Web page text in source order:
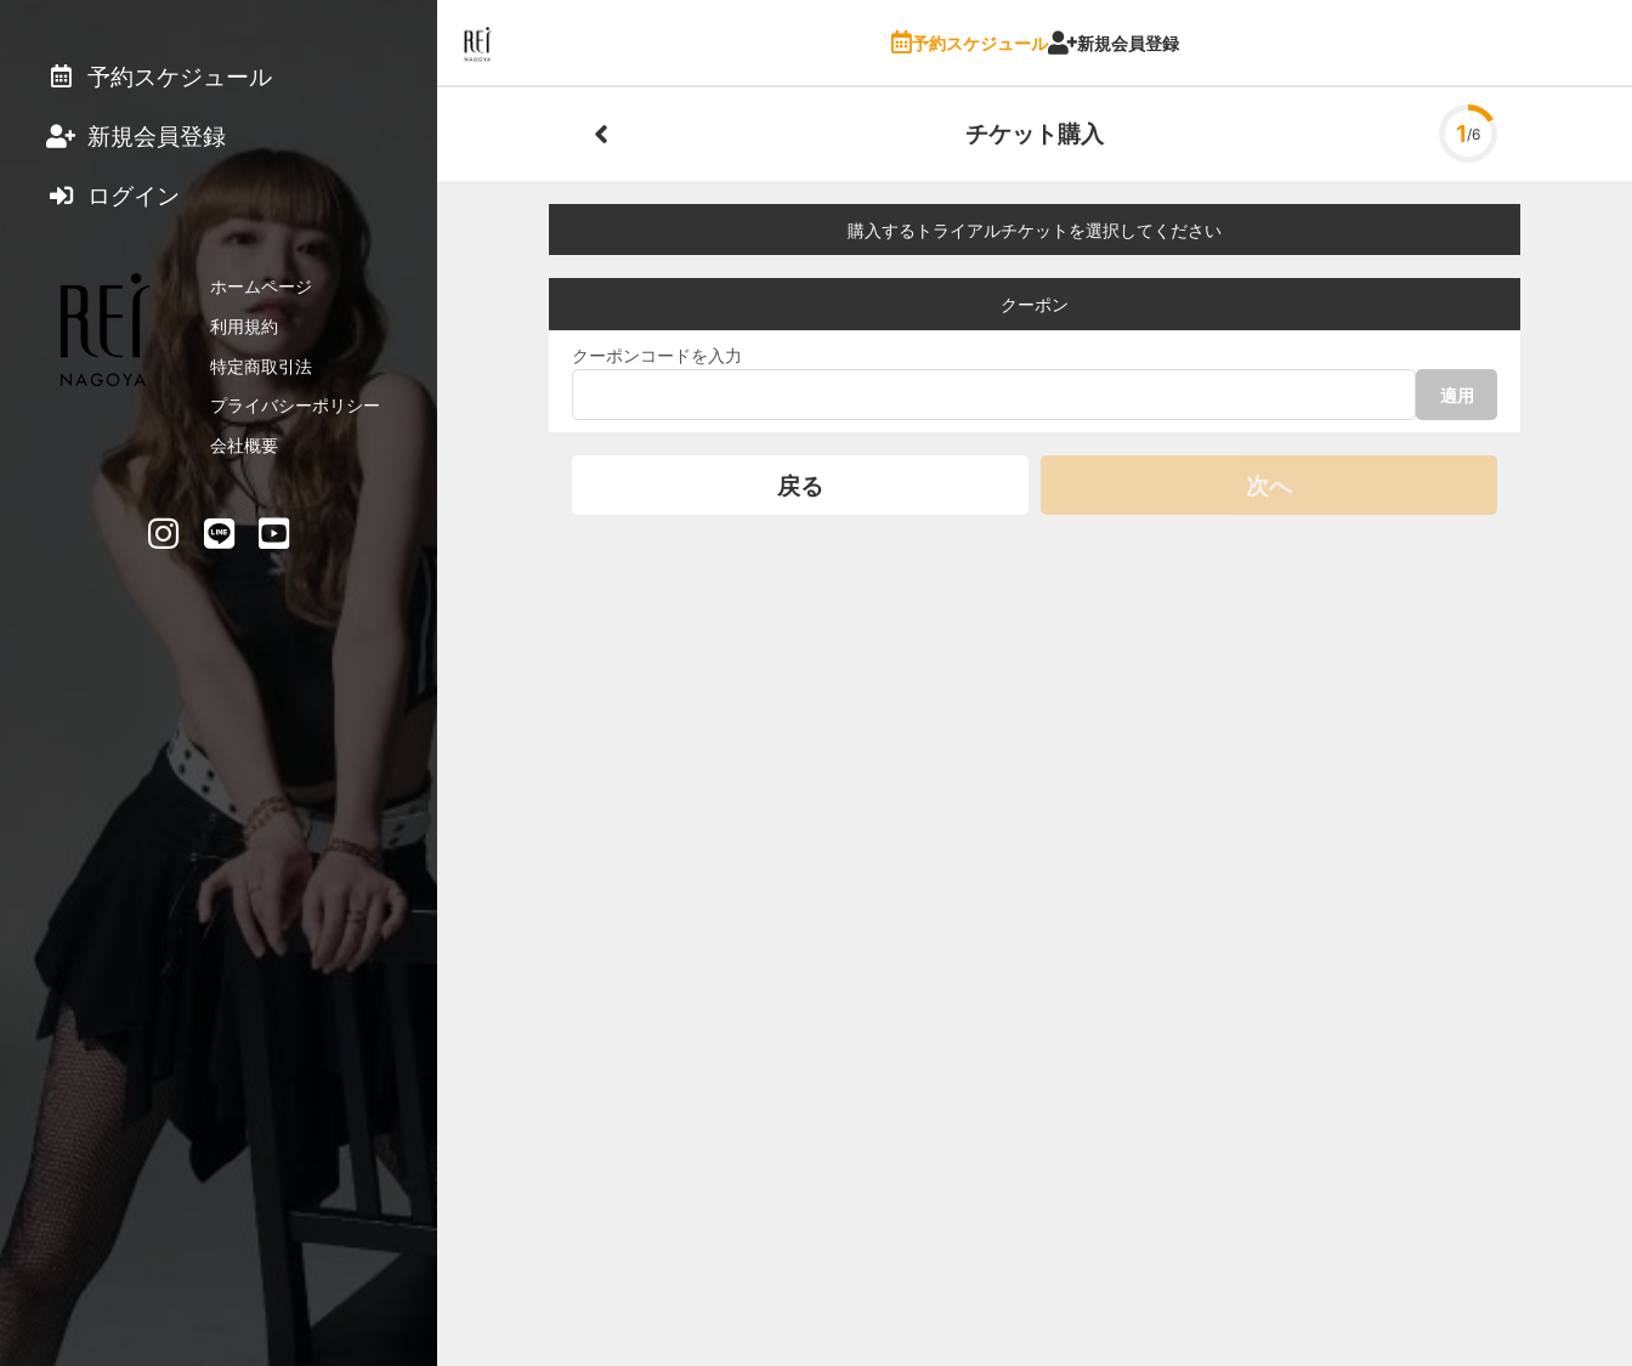
予約スケジュール 新規会員登録
チケット購入 1/6
購入するトライアルチケットを選択してください
クーポン
クーポンコードを入力
適用
次へ
戻る
予約スケジュール
新規会員登録
ログイン
ホームページ
利用規約
特定商取引法
プライバシーポリシー
会社概要